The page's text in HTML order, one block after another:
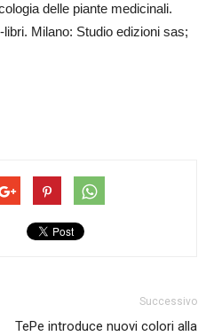
delle piante medicinali.
Milano: Studio edizioni sas;
Successivo
TePe introduce nuovi colori alla